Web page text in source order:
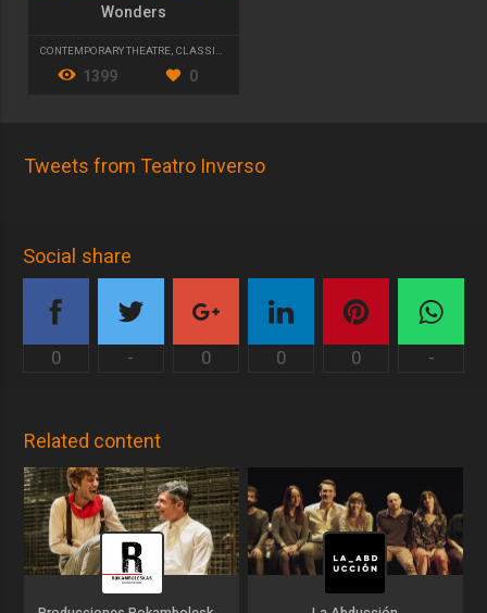
Wonders
CONTEMPORARY THEATRE, CLASSIC THEATRE
1399 0
Tweets from Teatro Inverso
Social share
0 - 0 0 0 -
Related content